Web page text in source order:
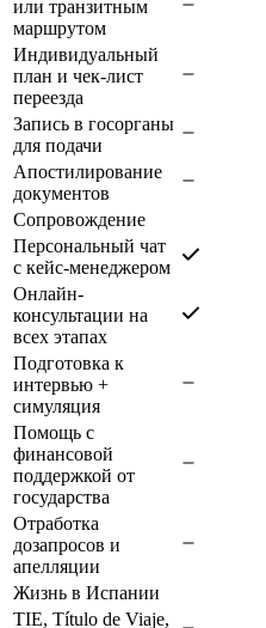
или транзитным
маршрутом
Индивидуальный
план и чек-лист
переезда
Запись в госорганы
для подачи
Апостилирование
документов
Сопровождение
Персональный чат
с кейс-менеджером
Онлайн-
консультации на
всех этапах
Подготовка к
интервью +
симуляция
Помощь с
финансовой
поддержкой от
государства
Отработка
дозапросов и
апелляции
Жизнь в Испании
TIE, Título de Viaje,